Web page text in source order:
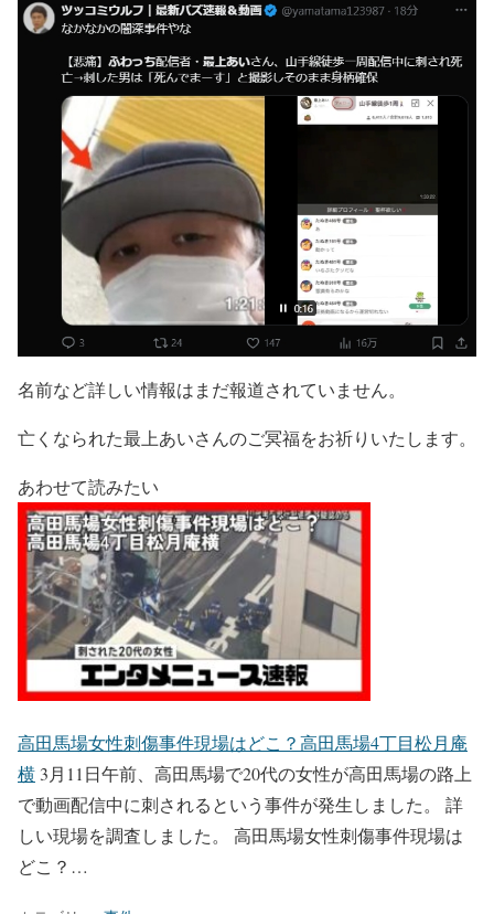
名前など詳しい情報はまだ報道されていません。
亡くなられた最上あいさんのご冥福をお祈りいたします。
あわせて読みたい
高田馬場女性刺傷事件現場はどこ？高田馬場4丁目松月庵
横 3月11日午前、高田馬場で20代の女性が高田馬場の路上
で動画配信中に刺されるという事件が発生しました。 詳
しい現場を調査しました。 高田馬場女性刺傷事件現場は
どこ？…